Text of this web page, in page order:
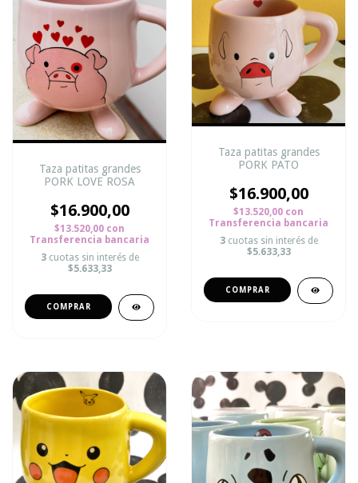
Taza patitas grandes
PORK LOVE ROSA
$16.900,00
$13.520,00 con
Transferencia bancaria
3 cuotas sin interés de
$5.633,33
Taza patitas grandes
PORK PATO
$16.900,00
$13.520,00 con
Transferencia bancaria
3 cuotas sin interés de
$5.633,33